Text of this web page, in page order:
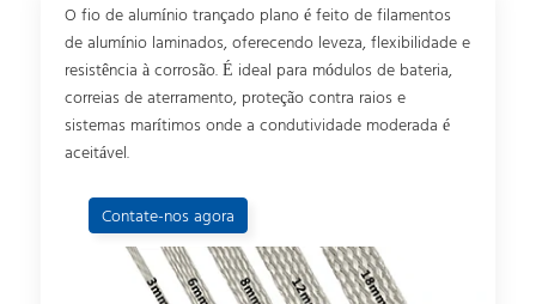
O fio de alumínio trançado plano é feito de filamentos
de alumínio laminados, oferecendo leveza, flexibilidade e
resistência à corrosão. É ideal para módulos de bateria,
correias de aterramento, proteção contra raios e
sistemas marítimos onde a condutividade moderada é
aceitável.
Contate-nos agora